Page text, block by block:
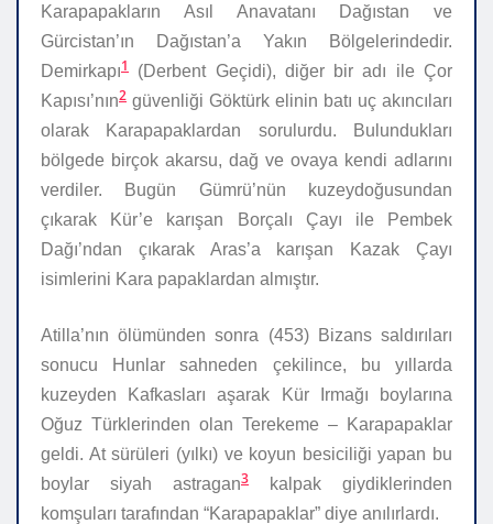
Karapapakların Asıl Anavatanı Dağıstan ve
Gürcistan’ın Dağıstan’a Yakın Bölgelerindedir.
Demirkapı1
(Derbent Geçidi), diğer bir adı ile Çor
Kapısı’nın2 güvenliği Göktürk elinin batı uç akıncıları
olarak Karapapaklardan sorulurdu. Bulundukları
bölgede birçok akarsu, dağ ve ovaya kendi adlarını
verdiler. Bugün Gümrü’nün kuzeydoğusundan
çıkarak Kür’e karışan Borçalı Çayı ile Pembek
Dağı’ndan çıkarak Aras’a karışan Kazak Çayı
isimlerini Kara papaklardan almıştır.
Atilla’nın ölümünden sonra (453) Bizans saldırıları
sonucu Hunlar sahneden çekilince, bu yıllarda
kuzeyden Kafkasları aşarak Kür Irmağı boylarına
Oğuz Türklerinden olan Terekeme – Karapapaklar
geldi. At sürüleri (yılkı) ve koyun besiciliği yapan bu
boylar siyah astragan3 kalpak giydiklerinden
komşuları tarafından “Karapapaklar” diye anılırlardı.